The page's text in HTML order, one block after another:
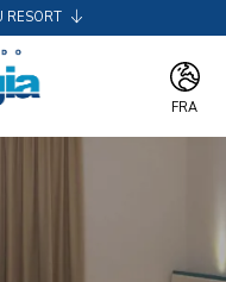
RESORT
& SPA
FRA